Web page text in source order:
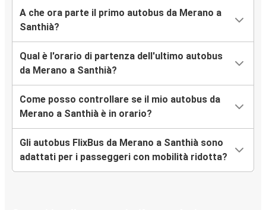
A che ora parte il primo autobus da Merano a
Santhià?
Qual è l'orario di partenza dell'ultimo autobus
da Merano a Santhià?
Come posso controllare se il mio autobus da
Merano a Santhià è in orario?
Gli autobus FlixBus da Merano a Santhià sono
adattati per i passeggeri con mobilità ridotta?